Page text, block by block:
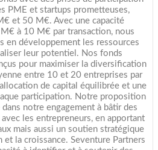
PME et startups prometteuses,
et 50 M€. Avec une capacité
à 10 M€ par transaction, nous
en développement les ressources
leur potentiel. Nos fonds
pour maximiser la diversification
entre 10 et 20 entreprises par
de capital équilibrée et une
participation. Notre proposition
notre engagement à bâtir des
les entrepreneurs, en apportant
mais aussi un soutien stratégique
la croissance. Seventure Partners